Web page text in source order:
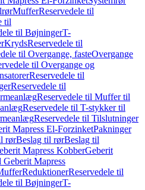
MufferReservedele til
til
til BøjningerT-
KrydsReservedele til
til Overgange, fasteOvergange
til Overgange og
Reservedele til
Reservedele til
Reservedele til Muffer til
Reservedele til T-stykker til
Reservedele til Tilslutninger
Mapress El-ForzinketPakninger
rørBeslag til rørBeslag til
Mapress KobberGeberit
Geberit Mapress
ReduktionerReservedele til
til BøjningerT-